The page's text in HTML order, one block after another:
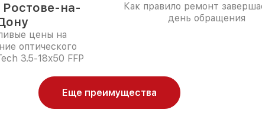
Ростове-на-
цены на
оптического
3.5-18x50 FFP
Как правило ремонт
день обращения
Еще преимущества